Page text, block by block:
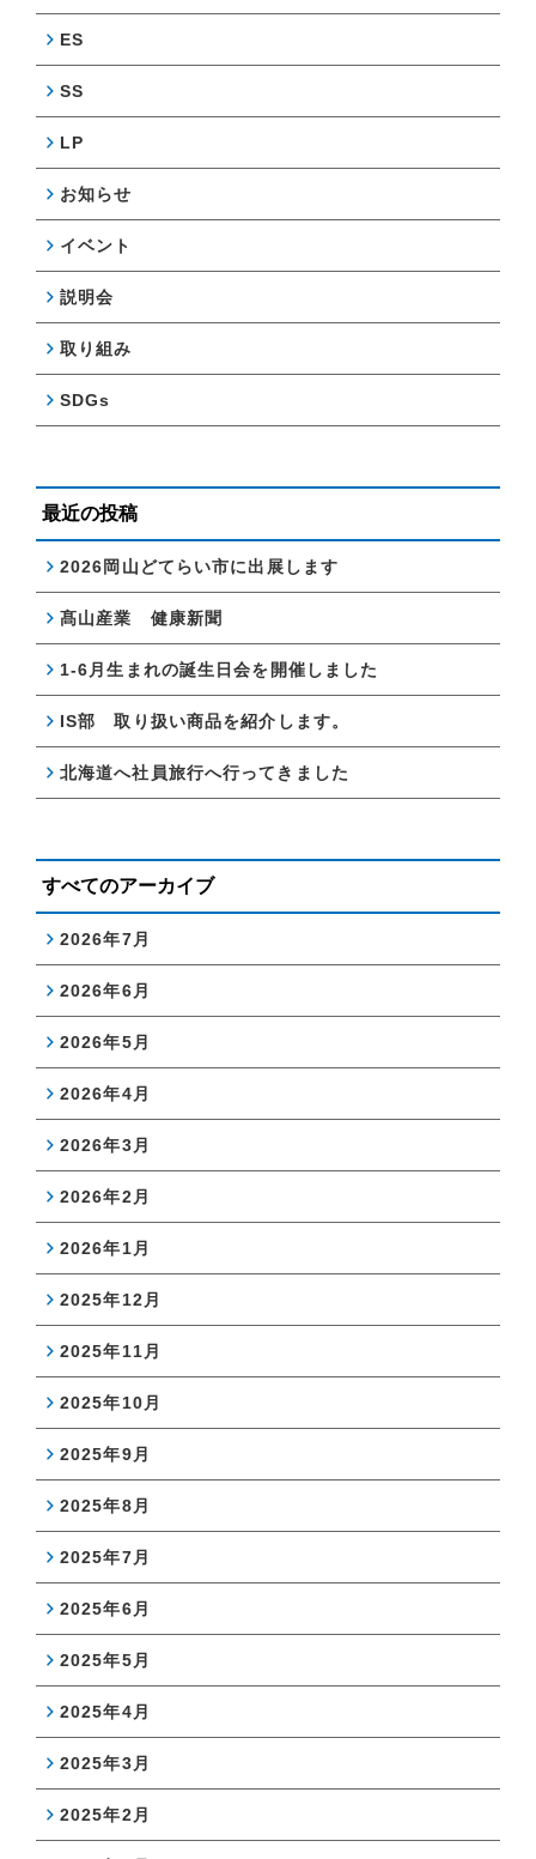
ES
SS
LP
お知らせ
イベント
説明会
取り組み
SDGs
最近の投稿
2026岡山どてらい市に出展します
髙山産業 健康新聞
1-6月生まれの誕生日会を開催しました
IS部 取り扱い商品を紹介します。
北海道へ社員旅行へ行ってきました
すべてのアーカイブ
2026年7月
2026年6月
2026年5月
2026年4月
2026年3月
2026年2月
2026年1月
2025年12月
2025年11月
2025年10月
2025年9月
2025年8月
2025年7月
2025年6月
2025年5月
2025年4月
2025年3月
2025年2月